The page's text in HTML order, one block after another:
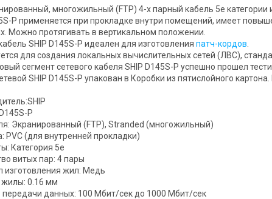
многожильный (FTP) 4-х парный кабель 5e
P применяется при прокладке внутри помещений, имеет
Можно протягивать в вертикальном положении.
SHIP D145S-P идеален для изготовления патч-кордов
для создания локальных вычислительных сетей (ЛВС),
сегмент сетевого кабеля SHIP D145S-P успешно прошел
SHIP D145S-P упакован в Коробки из пятислойного
P
Экранированный (FTP), Stranded (многожильный)
PVC (для внутренней прокладки)
Категория 5е
витых пар: 4 пары
изготовления жил: Медь
0.16 мм
передачи данных: 100 Мбит/сек до 1000 Мбит/сек